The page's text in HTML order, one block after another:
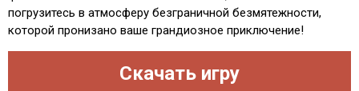
погрузитесь в атмосферу безграничной безмятежности,
которой пронизано ваше грандиозное приключение!
Скачать игру